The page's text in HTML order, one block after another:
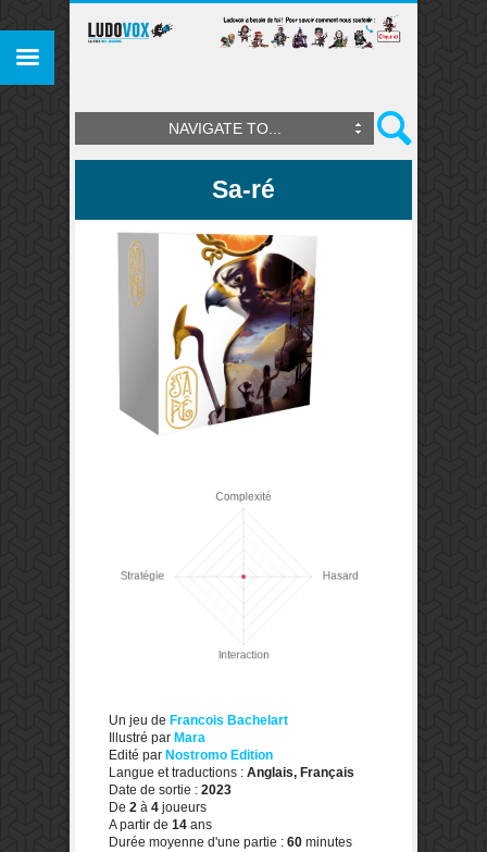
NAVIGATE TO...
Sa-ré
Un jeu de Francois Bachelart
Illustré par Mara
Edité par Nostromo Edition
Langue et traductions : Anglais, Français
Date de sortie : 2023
De 2 à 4 joueurs
A partir de 14 ans
Durée moyenne d'une partie : 60 minutes